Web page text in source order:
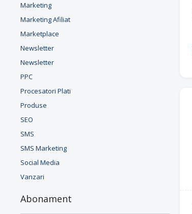
Marketing
Marketing Afiliat
Marketplace
Newsletter
Newsletter
PPC
Procesatori Plati
Produse
SEO
SMS
SMS Marketing
Social Media
Vanzari
Abonament